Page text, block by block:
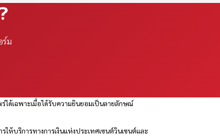
ร์ม
ได้เฉพาะเมื่อได้รับความยินยอมเป็นลายลักษณ์
ห้บริการทางการเงินแห่งประเทศเซนต์วินเซนต์และ